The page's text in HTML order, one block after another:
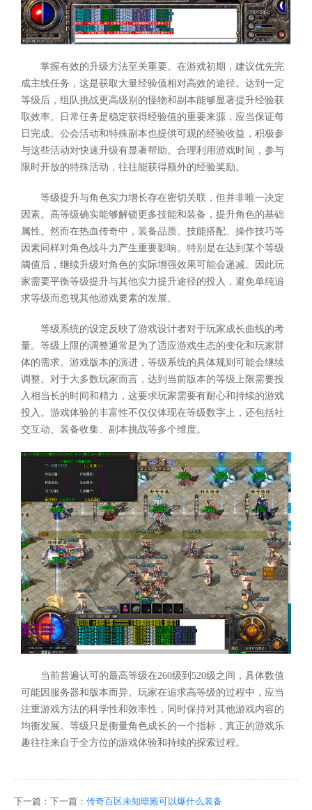
掌握有效的升级方法至关重要。在游戏初期，建议优先完
成主线任务，这是获取大量经验值相对高效的途径。达到一定
等级后，组队挑战更高级别的怪物和副本能够显著提升经验获
取效率。日常任务是稳定获得经验值的重要来源，应当保证每
日完成。公会活动和特殊副本也提供可观的经验收益，积极参
与这些活动对快速升级有显著帮助。合理利用游戏时间，参与
限时开放的特殊活动，往往能获得额外的经验奖励。
等级提升与角色实力增长存在密切关联，但并非唯一决定
因素。高等级确实能够解锁更多技能和装备，提升角色的基础
属性。然而在热血传奇中，装备品质、技能搭配、操作技巧等
因素同样对角色战斗力产生重要影响。特别是在达到某个等级
阈值后，继续升级对角色的实际增强效果可能会递减。因此玩
家需要平衡等级提升与其他实力提升途径的投入，避免单纯追
求等级而忽视其他游戏要素的发展。
等级系统的设定反映了游戏设计者对于玩家成长曲线的考
量。等级上限的调整通常是为了适应游戏生态的变化和玩家群
体的需求。游戏版本的演进，等级系统的具体规则可能会继续
调整。对于大多数玩家而言，达到当前版本的等级上限需要投
入相当长的时间和精力，这要求玩家需要有耐心和持续的游戏
投入。游戏体验的丰富性不仅仅体现在等级数字上，还包括社
交互动、装备收集、副本挑战等多个维度。
当前普遍认可的最高等级在260级到520级之间，具体数值
可能因服务器和版本而异。玩家在追求高等级的过程中，应当
注重游戏方法的科学性和效率性，同时保持对其他游戏内容的
均衡发展。等级只是衡量角色成长的一个指标，真正的游戏乐
趣往往来自于全方位的游戏体验和持续的探索过程。
下一篇：下一篇： 传奇百区未知暗殿可以爆什么装备